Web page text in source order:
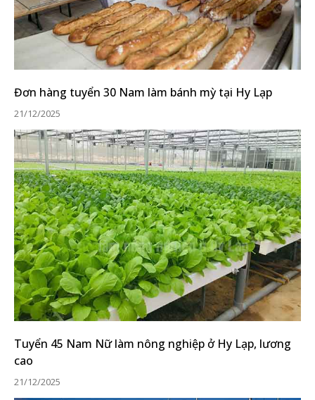
Đơn hàng tuyển 30 Nam làm bánh mỳ tại Hy Lạp
21/12/2025
Tuyển 45 Nam Nữ làm nông nghiệp ở Hy Lạp, lương
cao
21/12/2025